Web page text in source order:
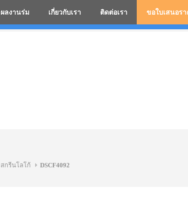
ผลงานร่ม เกี่ยวกับเรา ติดต่อเรา ขอใบเสนอรา
กรีนโลโก้ DSCF4092
โรงงานร่มสกรีนโลโก้ ร่มพรีเมี่ยม ร่มตอนเดีย